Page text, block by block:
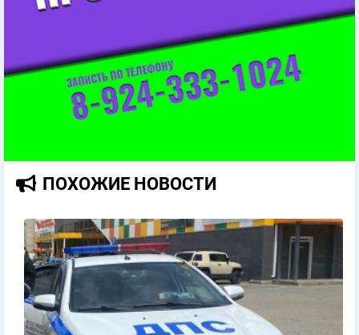
ПОХОЖИЕ НОВОСТИ